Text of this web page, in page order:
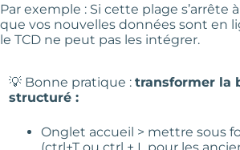
Par exemple : Si cette plage s’arrête
que vos nouvelles données sont en
le TCD ne peut pas les intégrer.
💡 Bonne pratique : transformer la
structuré :
Onglet accueil > mettre sous